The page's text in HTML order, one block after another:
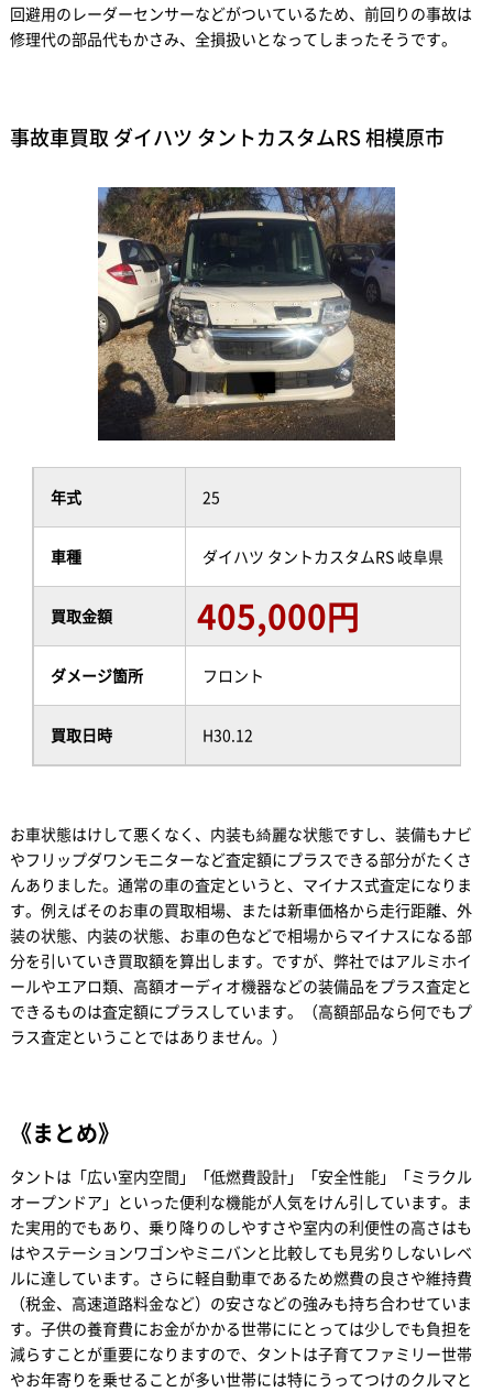
回避用のレーダーセンサーなどがついているため、前回りの事故は
修理代の部品代もかさみ、全損扱いとなってしまったそうです。
事故車買取 ダイハツ タントカスタムRS 相模原市
年式 25
車種 ダイハツ タントカスタムRS 岐阜県
買取金額 405,000円
ダメージ箇所 フロント
買取日時 H30.12
お車状態はけして悪くなく、内装も綺麗な状態ですし、装備もナビ
やフリップダワンモニターなど査定額にプラスできる部分がたくさ
んありました。通常の車の査定というと、マイナス式査定になりま
す。例えばそのお車の買取相場、または新車価格から走行距離、外
装の状態、内装の状態、お車の色などで相場からマイナスになる部
分を引いていき買取額を算出します。ですが、弊社ではアルミホイ
ールやエアロ類、高額オーディオ機器などの装備品をプラス査定と
できるものは査定額にプラスしています。（高額部品なら何でもプ
ラス査定ということではありません。）
《まとめ》
タントは「広い室内空間」「低燃費設計」「安全性能」「ミラクル
オープンドア」といった便利な機能が人気をけん引しています。ま
た実用的でもあり、乗り降りのしやすさや室内の利便性の高さはも
はやステーションワゴンやミニバンと比較しても見劣りしないレベ
ルに達しています。さらに軽自動車であるため燃費の良さや維持費
（税金、高速道路料金など）の安さなどの強みも持ち合わせていま
す。子供の養育費にお金がかかる世帯ににとっては少しでも負担を
減らすことが重要になりますので、タントは子育てファミリー世帯
やお年寄りを乗せることが多い世帯には特にうってつけのクルマと